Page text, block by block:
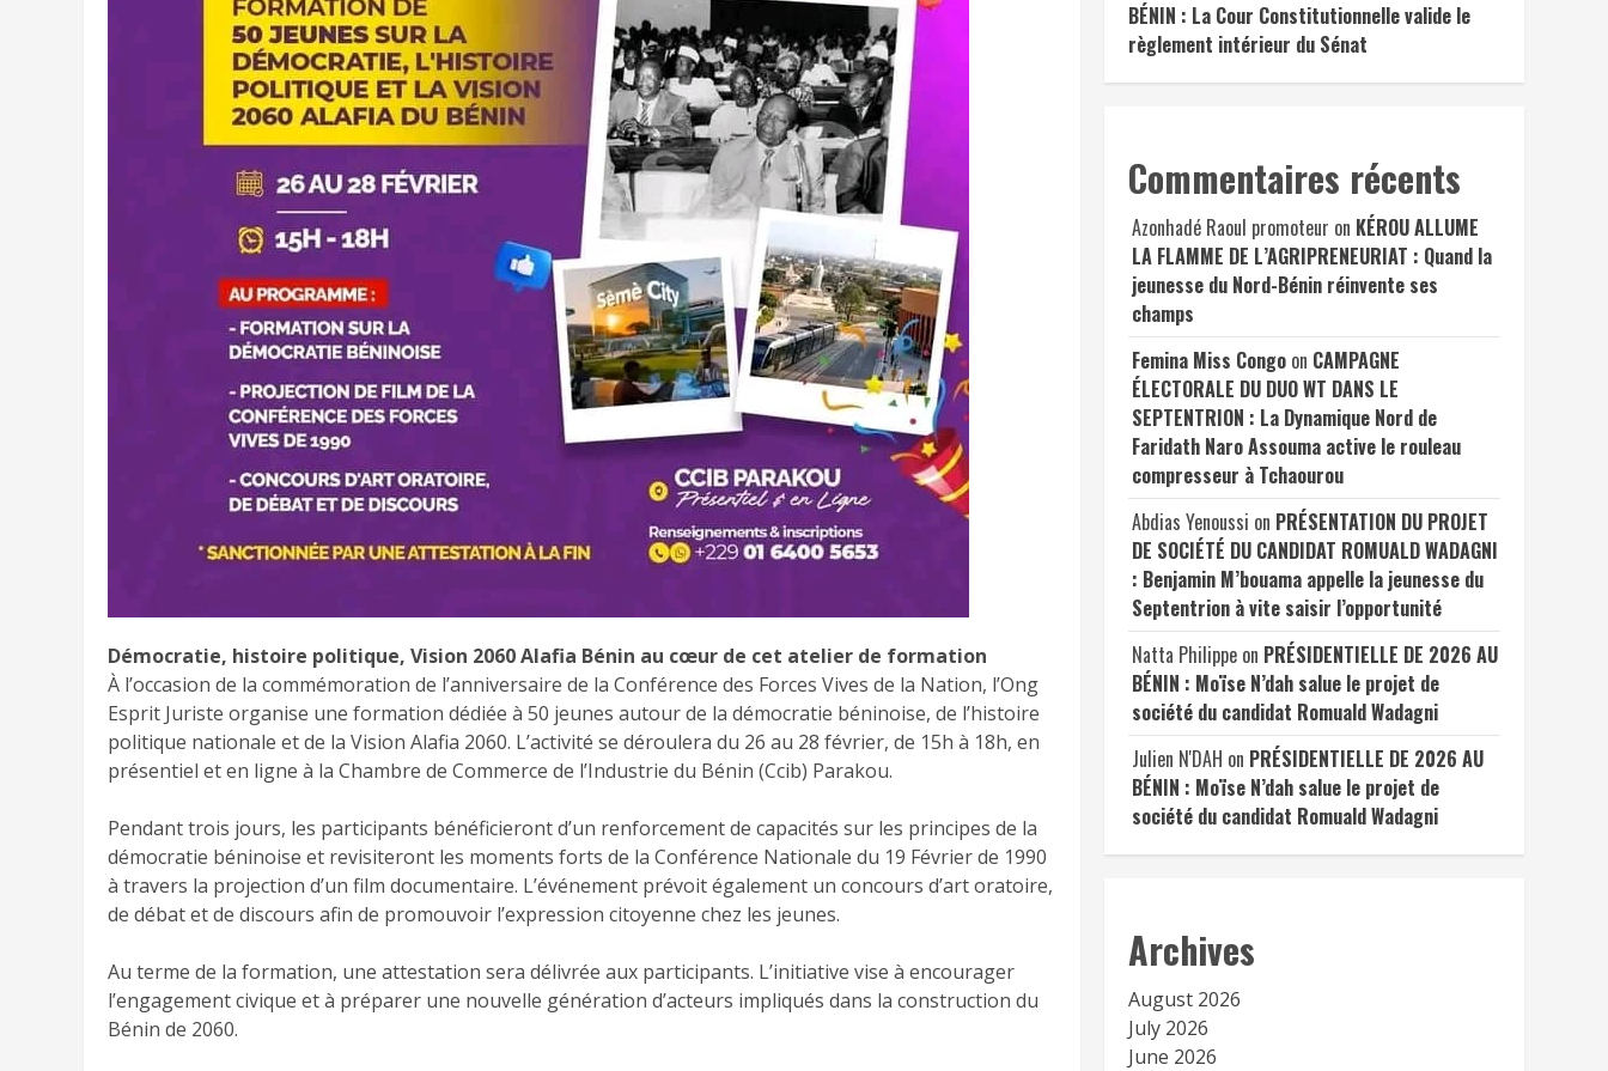
Démocratie, histoire politique, Vision 2060 Alafia Bénin au cœur de cet atelier de formation
À l’occasion de la commémoration de l’anniversaire de la Conférence des Forces Vives de la Nation, l’Ong
Esprit Juriste organise une formation dédiée à 50 jeunes autour de la démocratie béninoise, de l’histoire
politique nationale et de la Vision Alafia 2060. L’activité se déroulera du 26 au 28 février, de 15h à 18h, en
présentiel et en ligne à la Chambre de Commerce de l’Industrie du Bénin (Ccib) Parakou.
Pendant trois jours, les participants bénéficieront d’un renforcement de capacités sur les principes de la
démocratie béninoise et revisiteront les moments forts de la Conférence Nationale du 19 Février de 1990
à travers la projection d’un film documentaire. L’événement prévoit également un concours d’art oratoire,
de débat et de discours afin de promouvoir l’expression citoyenne chez les jeunes.
Au terme de la formation, une attestation sera délivrée aux participants. L’initiative vise à encourager
l’engagement civique et à préparer une nouvelle génération d’acteurs impliqués dans la construction du
Bénin de 2060.
BÉNIN : La Cour Constitutionnelle valide le
règlement intérieur du Sénat
Commentaires récents
Azonhadé Raoul promoteur on KÉROU ALLUME
LA FLAMME DE L’AGRIPRENEURIAT : Quand la
jeunesse du Nord-Bénin réinvente ses
champs
Femina Miss Congoon CAMPAGNE
ÉLECTORALE DU DUO WT DANS LE
SEPTENTRION : La Dynamique Nord de
Faridath Naro Assouma active le rouleau
compresseur à Tchaourou
Abdias Yenoussi on PRÉSENTATION DU PROJET
DE SOCIÉTÉ DU CANDIDAT ROMUALD WADAGNI
: Benjamin M’bouama appelle la jeunesse du
Septentrion à vite saisir l’opportunité
Natta Philippeon PRÉSIDENTIELLE DE 2026 AU
BÉNIN : Moïse N’dah salue le projet de
société du candidat Romuald Wadagni
Julien N'DAH on PRÉSIDENTIELLE DE 2026 AU
BÉNIN : Moïse N’dah salue le projet de
société du candidat Romuald Wadagni
Archives
August 2026
July 2026
June 2026